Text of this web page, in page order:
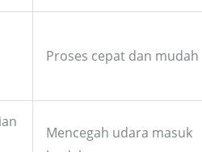
Proses cepat dan mudah
Mencegah udara masuk